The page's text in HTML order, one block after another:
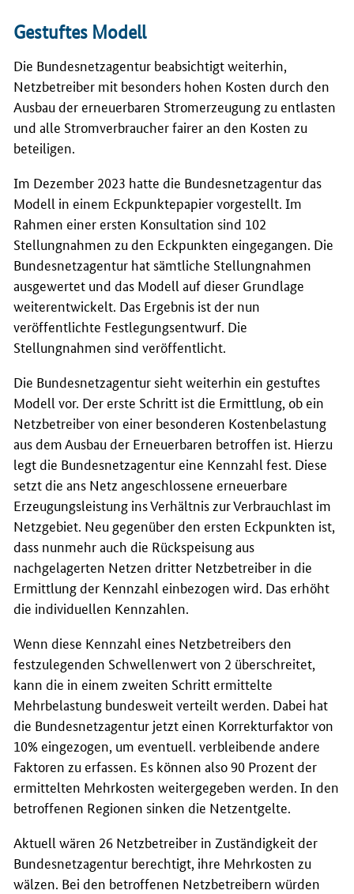
Gestuftes Modell
Die Bundesnetzagentur beabsichtigt weiterhin,
Netzbetreiber mit besonders hohen Kosten durch den
Ausbau der erneuerbaren Stromerzeugung zu entlasten
und alle Stromverbraucher fairer an den Kosten zu
beteiligen.
Im Dezember 2023 hatte die Bundesnetzagentur das
Modell in einem Eckpunktepapier vorgestellt. Im
Rahmen einer ersten Konsultation sind 102
Stellungnahmen zu den Eckpunkten eingegangen. Die
Bundesnetzagentur hat sämtliche Stellungnahmen
ausgewertet und das Modell auf dieser Grundlage
weiterentwickelt. Das Ergebnis ist der nun
veröffentlichte Festlegungsentwurf. Die
Stellungnahmen sind veröffentlicht.
Die Bundesnetzagentur sieht weiterhin ein gestuftes
Modell vor. Der erste Schritt ist die Ermittlung, ob ein
Netzbetreiber von einer besonderen Kostenbelastung
aus dem Ausbau der Erneuerbaren betroffen ist. Hierzu
legt die Bundesnetzagentur eine Kennzahl fest. Diese
setzt die ans Netz angeschlossene erneuerbare
Erzeugungsleistung ins Verhältnis zur Verbrauchlast im
Netzgebiet. Neu gegenüber den ersten Eckpunkten ist,
dass nunmehr auch die Rückspeisung aus
nachgelagerten Netzen dritter Netzbetreiber in die
Ermittlung der Kennzahl einbezogen wird. Das erhöht
die individuellen Kennzahlen.
Wenn diese Kennzahl eines Netzbetreibers den
festzulegenden Schwellenwert von 2 überschreitet,
kann die in einem zweiten Schritt ermittelte
Mehrbelastung bundesweit verteilt werden. Dabei hat
die Bundesnetzagentur jetzt einen Korrekturfaktor von
10% eingezogen, um eventuell. verbleibende andere
Faktoren zu erfassen. Es können also 90 Prozent der
ermittelten Mehrkosten weitergegeben werden. In den
betroffenen Regionen sinken die Netzentgelte.
Aktuell wären 26 Netzbetreiber in Zuständigkeit der
Bundesnetzagentur berechtigt, ihre Mehrkosten zu
wälzen. Bei den betroffenen Netzbetreibern würden